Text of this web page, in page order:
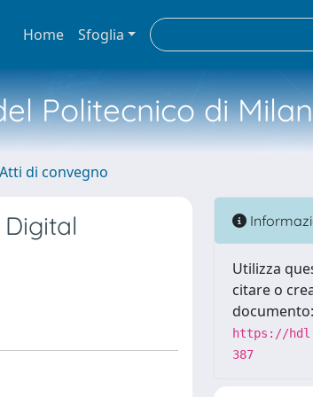
Home Sfoglia
Politecnico di
di convegno
Utilizza
citare o
documento:
https://
387